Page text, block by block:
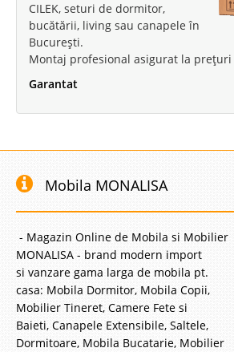
CILEK, seturi de dormitor,
bucătării, living sau canapele în
București.
Montaj profesional asigurat la prețuri
Garantat
Mobila MONALISA
- Magazin Online de Mobila si Mobilier
MONALISA - brand modern import
si vanzare gama larga de mobila pt.
casa: Mobila Dormitor, Mobila Copii,
Mobilier Tineret, Camere Fete si
Baieti, Canapele Extensibile, Saltele,
Dormitoare, Mobila Bucatarie, Mobilier